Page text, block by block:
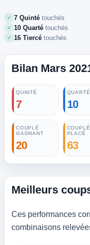
✓ 7 Quinté touchés
✓ 10 Quarté touchés
✓ 16 Tiercé touchés
Bilan Mars
QUINTÉ
7
QUARTÉ
10
COUPLÉ
GAGNANT
20
COUPLÉ
PLACÉ
63
Meilleurs
Ces performances
combinaisons